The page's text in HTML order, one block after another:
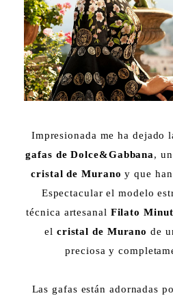
Impresionada me ha dejado
gafas de Dolce&Gabbana,
cristal de Murano y que
Espectacular el modelo
técnica artesanal Filato
el cristal de Muranode
preciosa y
Las gafas están adornadas